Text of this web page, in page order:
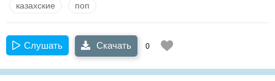
казахские поп
Слушать Скачать 0